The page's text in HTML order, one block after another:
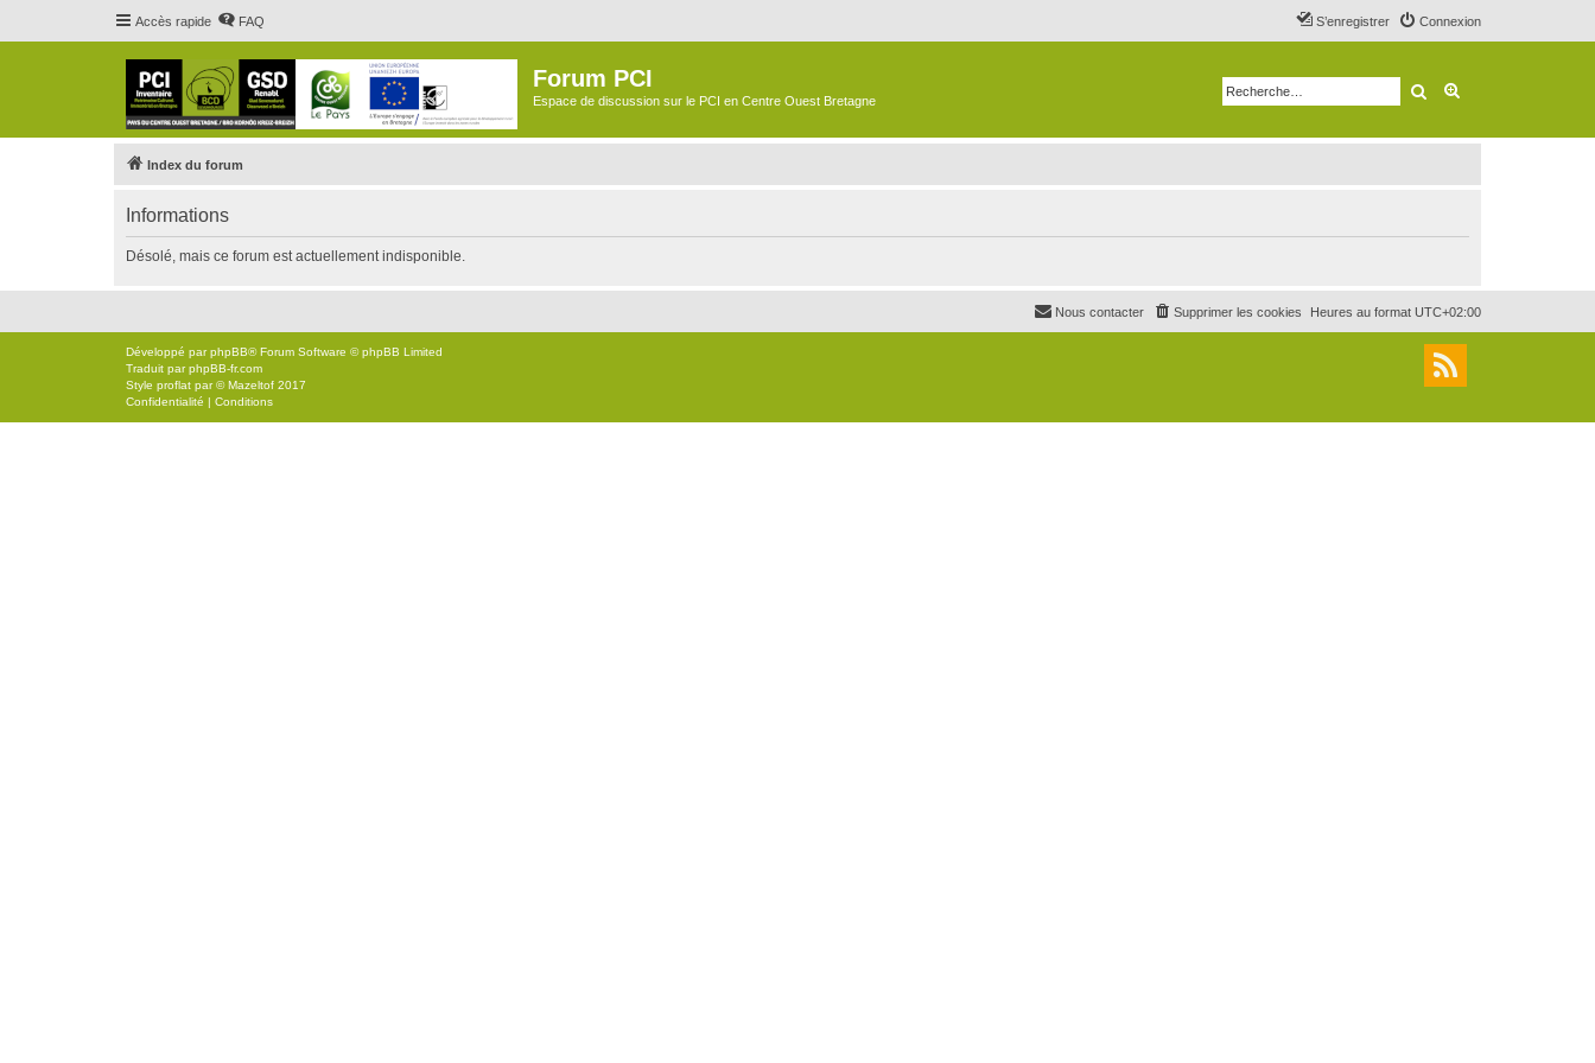
Accès rapide FAQ Connexion
S’enregistrer
Forum PCI
Espace de discussion sur le PCI en Centre Ouest Bretagne Rechercher
Index du forum
Informations
Désolé, mais ce forum est actuellement indisponible.
Heures au format UTC+02:00
Supprimer les cookies
Nous contacter
Développé parphpBB® Forum Software © phpBB Limited
Traduit parphpBB-fr.com
Style proflat par ©Mazeltof 2017
Confidentialité | Conditions